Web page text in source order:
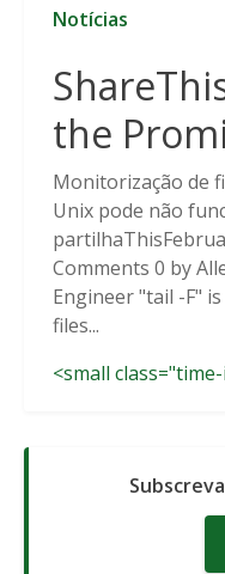
Notícias
the
Solutions
Monitorização de
Unix pode não
Comments 0 by
Engineer "tail -F"
files...
<small